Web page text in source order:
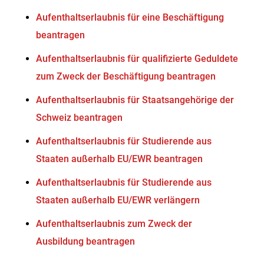
Aufenthaltserlaubnis für eine Beschäftigung
beantragen
Aufenthaltserlaubnis für qualifizierte Geduldete
zum Zweck der Beschäftigung beantragen
Aufenthaltserlaubnis für Staatsangehörige der
Schweiz beantragen
Aufenthaltserlaubnis für Studierende aus
Staaten außerhalb EU/EWR beantragen
Aufenthaltserlaubnis für Studierende aus
Staaten außerhalb EU/EWR verlängern
Aufenthaltserlaubnis zum Zweck der
Ausbildung beantragen